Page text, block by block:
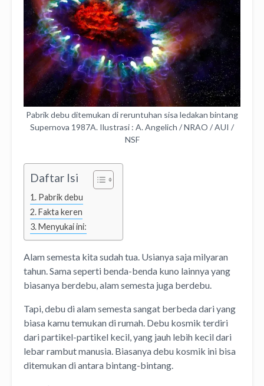
Pabrik debu ditemukan di reruntuhan sisa ledakan bintang
Supernova 1987A. Ilustrasi : A. Angelich / NRAO / AUI /
NSF
Daftar Isi
Pabrik debu
Fakta keren
Menyukai ini:
Alam semesta kita sudah tua. Usianya saja milyaran
tahun. Sama seperti benda-benda kuno lainnya yang
biasanya berdebu, alam semesta juga berdebu.
Tapi, debu di alam semesta sangat berbeda dari yang
biasa kamu temukan di rumah. Debu kosmik terdiri
dari partikel-partikel kecil, yang jauh lebih kecil dari
lebar rambut manusia. Biasanya debu kosmik ini bisa
ditemukan di antara bintang-bintang.